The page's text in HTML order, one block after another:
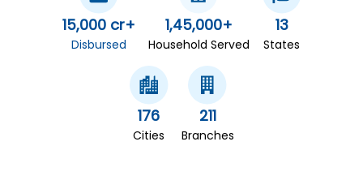
15,000 cr+
Disbursed
1,45,000+
Household Served
13
States
176
Cities
211
Branches